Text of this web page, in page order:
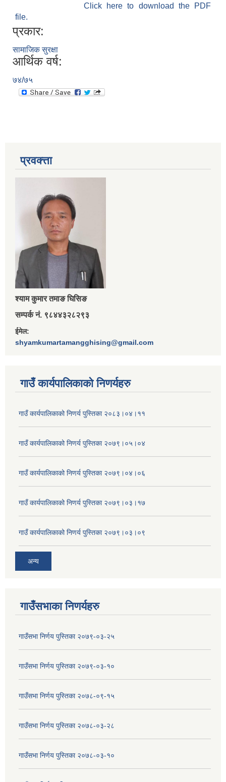
Click here to download the PDF
file.
प्रकार:
सामाजिक सुरक्षा
आर्थिक वर्ष:
७४/७५
प्रवक्त्ता
श्‍याम कुमार तमाङ घिसिङ
सम्पर्क नं. ९८४४३२८२९३
ईमेल:
shyamkumartamangghising@gmail.com
गाउँ कार्यपालिकाकाे निणर्यहरु
गाउँ कार्यपालिकाको निणर्य पुस्तिका २०८३।०४।११
गाउँ कार्यपालिकाको निणर्य पुस्तिका २०७९।०५।०४
गाउँ कार्यपालिकाको निणर्य पुस्तिका २०७९।०४।०६
गाउँ कार्यपालिकाको निणर्य पुस्तिका २०७९।०३।१७
गाउँ कार्यपालिकाको निणर्य पुस्तिका २०७९।०३।०९
अन्य
गाउँसभाका निणर्यहरु
गाउँसभा निर्णय पुस्तिका २०७९-०३-२५
गाउँसभा निर्णय पुस्तिका २०७९-०३-१०
गाउँसभा निर्णय पुस्तिका २०७८-०९-१५
गाउँसभा निर्णय पुस्तिका २०७८-०३-२८
गाउँसभा निर्णय पुस्तिका २०७८-०३-१०